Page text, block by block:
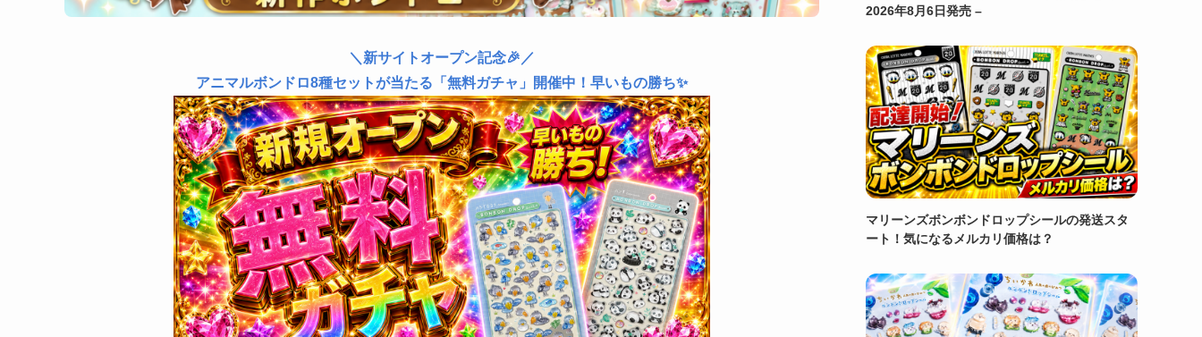
＼新サイトオープン記念🎉／
アニマルボンドロ8種セットが当たる「無料ガチャ」開催中！早いもの勝ち✨
2026年8月6日発売 –
マリーンズボンボンドロップシールの発送スタ
ート！気になるメルカリ価格は？